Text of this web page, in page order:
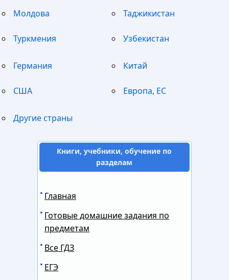
Молдова Таджикистан
Туркмения Узбекистан
Германия Китай
США Европа, ЕС
Другие страны
Книги, учебники, обучение по
разделам
Главная
Готовые домашние задания по
предметам
Все ГДЗ
ЕГЭ